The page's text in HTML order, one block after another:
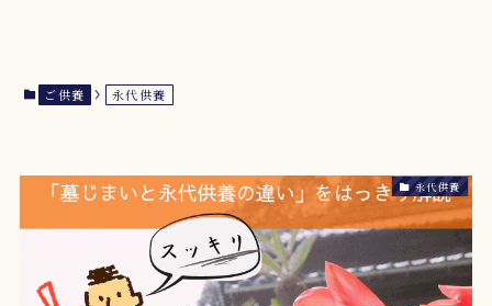
ご供養 永代供養
永代供養